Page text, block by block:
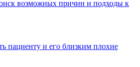
возможных причин и подходы к
пациенту и его близким плохие